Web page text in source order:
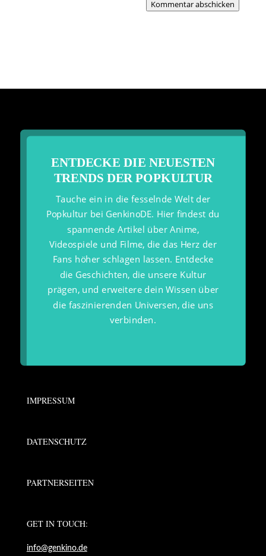
Kommentar abschicken
ENTDECKE DIE NEUESTEN
TRENDS DER POPKULTUR
Tauche ein in die fesselnde Welt der
Popkultur bei GenkinoDE. Hier findest du
spannende Artikel über Anime,
Videospiele und Filme, die das Herz der
Fans höher schlagen lassen. Entdecke
die Geschichten, die unsere Kultur
prägen, und erweitere dein Wissen über
die faszinierenden Universen, die uns
verbinden.
IMPRESSUM
DATENSCHUTZ
PARTNERSEITEN
GET IN TOUCH:
info@genkino.de